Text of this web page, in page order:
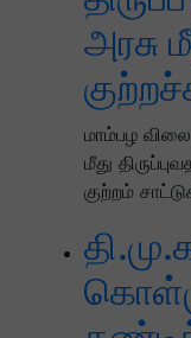
அரசு
மாம்பழ
மீது
குற்றம்